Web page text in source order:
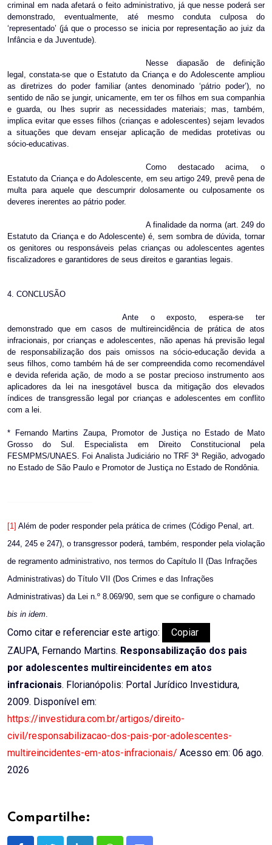
criminal em nada afetará o feito administrativo, já que nesse poderá ser
demonstrado, eventualmente, até mesmo conduta culposa do
‘representado’ (já que o processo se inicia por representação ao juiz da
Infância e da Juventude).
Nesse diapasão de definição
legal, constata-se que o Estatuto da Criança e do Adolescente ampliou
as diretrizes do poder familiar (antes denominado ‘pátrio poder’), no
sentido de não se jungir, unicamente, em ter os filhos em sua companhia
e guarda, ou lhes suprir as necessidades materiais; mas, também,
implica evitar que esses filhos (crianças e adolescentes) sejam levados
a situações que devam ensejar aplicação de medidas protetivas ou
sócio-educativas.
Como destacado acima, o
Estatuto da Criança e do Adolescente, em seu artigo 249, prevê pena de
multa para aquele que descumprir dolosamente ou culposamente os
deveres inerentes ao pátrio poder.
A finalidade da norma (art. 249 do
Estatuto da Criança e do Adolescente) é, sem sombra de dúvida, tornar
os genitores ou responsáveis pelas crianças ou adolescentes agentes
fiscalizadores e garantidores de seus direitos e garantias legais.
4. CONCLUSÃO
Ante o exposto, espera-se ter
demonstrado que em casos de multireincidência de prática de atos
infracionais, por crianças e adolescentes, não apenas há previsão legal
de responsabilização dos pais omissos na sócio-educação devida a
seus filhos, como também há de ser compreendida como recomendável
e devida referida ação, de modo a se postar precioso instrumento aos
aplicadores da lei na inesgotável busca da mitigação dos elevados
índices de transgressão legal por crianças e adolescentes em conflito
com a lei.
* Fernando Martins Zaupa, Promotor de Justiça no Estado de Mato
Grosso do Sul. Especialista em Direito Constitucional pela
FESMPMS/UNAES. Foi Analista Judiciário no TRF 3ª Região, advogado
no Estado de São Paulo e Promotor de Justiça no Estado de Rondônia.
[1] Além de poder responder pela prática de crimes (Código Penal, art.
244, 245 e 247), o transgressor poderá, também, responder pela violação
de regramento administrativo, nos termos do Capítulo II (Das Infrações
Administrativas) do Título VII (Dos Crimes e das Infrações
Administrativas) da Lei n.º 8.069/90, sem que se configure o chamado
bis in idem.
Como citar e referenciar este artigo:
Copiar
ZAUPA, Fernando Martins. Responsabilização dos pais
por adolescentes multireincidentes em atos
infracionais. Florianópolis: Portal Jurídico Investidura,
2009. Disponível em:
https://investidura.com.br/artigos/direito-
civil/responsabilizacao-dos-pais-por-adolescentes-
multireincidentes-em-atos-infracionais/ Acesso em: 06 ago.
2026
Compartilhe: